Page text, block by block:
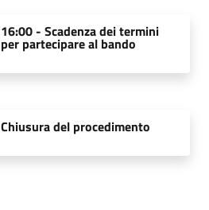
16:00 - Scadenza dei termini
per partecipare al bando
Chiusura del procedimento